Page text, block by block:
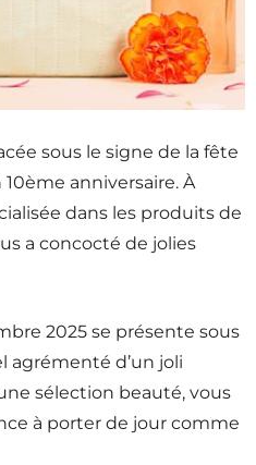
sous le signe de la fête
anniversaire. À
dans les produits de
a concocté de jolies
2025 se présente sous
agrémenté d’un joli
sélection beauté, vous
à porter de jour comme